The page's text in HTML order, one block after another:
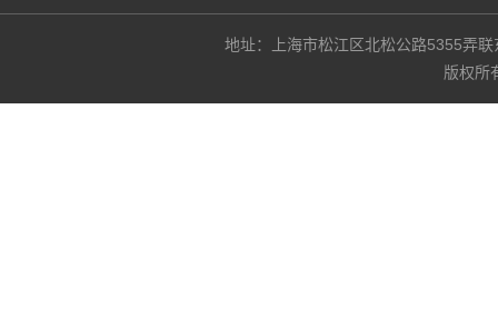
地址：上海市松江区北松公路5355
版权所